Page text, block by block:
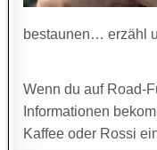
bestaunen… erzähl
Wenn du auf Road-
Informationen
Kaffee oder Rossi